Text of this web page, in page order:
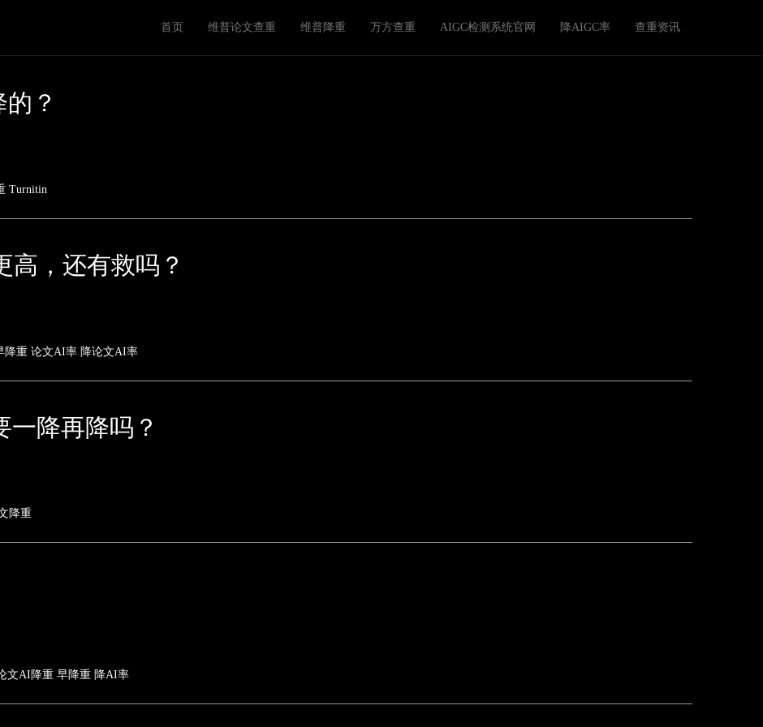
g
a
t
首页 维普论文查重 维普降重 万方查重 AIGC检测系统官网 降AIGC率 查重资讯
？
Turnitin
，还有救吗？
降重 论文AI率 降论文AI率
降再降吗？
降重
文AI降重 早降重 降AI率